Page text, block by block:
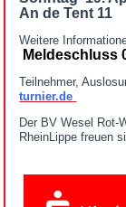
An de Tent 11
Weitere
Meldeschluss
Teilnehmer,
turnier.de
Der BV Wesel Rot-
RheinLippe freuen